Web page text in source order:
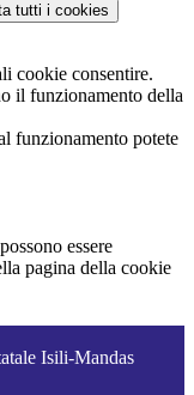
tutti i cookies
cookie consentire.
il funzionamento della
funzionamento potete
essere
pagina della cookie
Isili-Mandas